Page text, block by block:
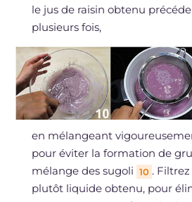
le jus de raisin obtenu
plusieurs fois,
en mélangeant
pour éviter la formation de
mélange des sugoli 10 .
plutôt liquide obtenu, pour